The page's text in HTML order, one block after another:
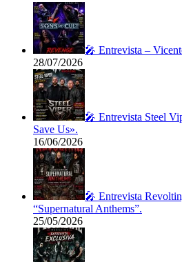
🎤 Entrevista –
28/07/2026
🎤 Entrevista Steel
Save Us».
16/06/2026
🎤 Entrevista
“Supernatural Anthems”.
25/05/2026